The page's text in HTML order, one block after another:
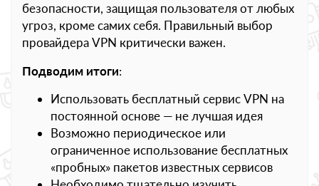
безопасности, защищая пользователя от любых
угроз, кроме самих себя. Правильный выбор
провайдера VPN критически важен.
Подводим итоги:
Использовать бесплатный сервис VPN на
постоянной основе — не лучшая идея
Возможно периодическое или
ограниченное использование бесплатных
«пробных» пакетов известных сервисов